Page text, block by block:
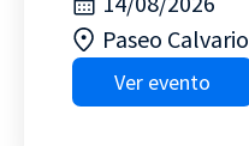
Paseo Calvario
Ver evento